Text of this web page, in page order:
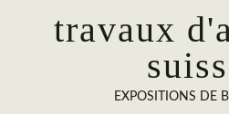
travaux
EXPOSITIONS DE